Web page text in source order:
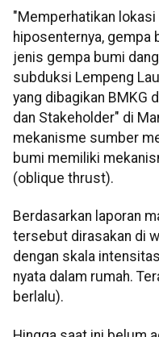
"Memperhatikan
hiposenternya, gempa
jenis gempa bumi
subduksi Lempeng
yang dibagikan BMKG
dan Stakeholder" di
mekanisme sumber
bumi memiliki
(oblique thrust).
Berdasarkan laporan
tersebut dirasakan di
dengan skala
nyata dalam rumah.
berlalu).